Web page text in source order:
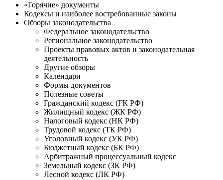
«Горячие» документы
Кодексы и наиболее востребованные законы
Обзоры законодательства
Федеральное законодательство
Региональное законодательство
Проекты правовых актов и законодательная
деятельность
Другие обзоры
Календари
Формы документов
Полезные советы
Гражданский кодекс (ГК РФ)
Жилищный кодекс (ЖК РФ)
Налоговый кодекс (НК РФ)
Трудовой кодекс (ТК РФ)
Уголовный кодекс (УК РФ)
Бюджетный кодекс (БК РФ)
Арбитражный процессуальный кодекс
Земельный кодекс (ЗК РФ)
Лесной кодекс (ЛК РФ)